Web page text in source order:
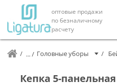
оптовые продажи
по безналичному
расчету
Головные уборы
Кепка 5-